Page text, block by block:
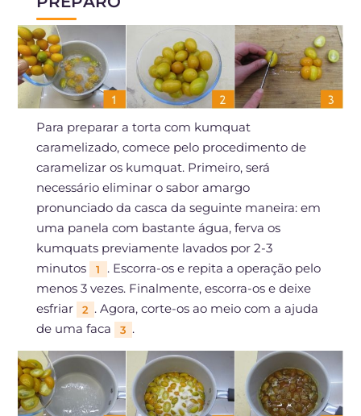
Para preparar a torta com kumquat
caramelizado, comece pelo procedimento de
caramelizar os kumquat. Primeiro, será
necessário eliminar o sabor amargo
pronunciado da casca da seguinte maneira: em
uma panela com bastante água, ferva os
kumquats previamente lavados por 2-3
minutos
1
. Escorra-os e repita a operação pelo
menos 3 vezes. Finalmente, escorra-os e deixe
esfriar
2 . Agora, corte-os ao meio com a ajuda
de uma faca
3 .